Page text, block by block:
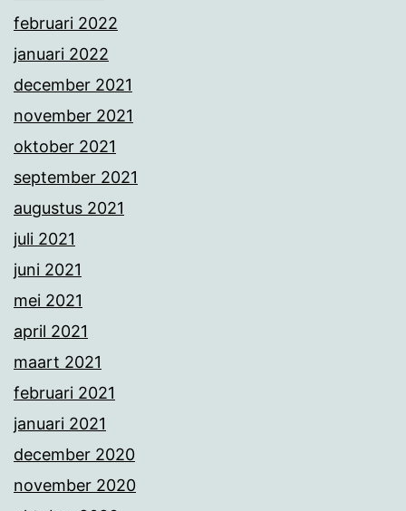
februari 2022
januari 2022
december 2021
november 2021
oktober 2021
september 2021
augustus 2021
juli 2021
juni 2021
mei 2021
april 2021
maart 2021
februari 2021
januari 2021
december 2020
november 2020